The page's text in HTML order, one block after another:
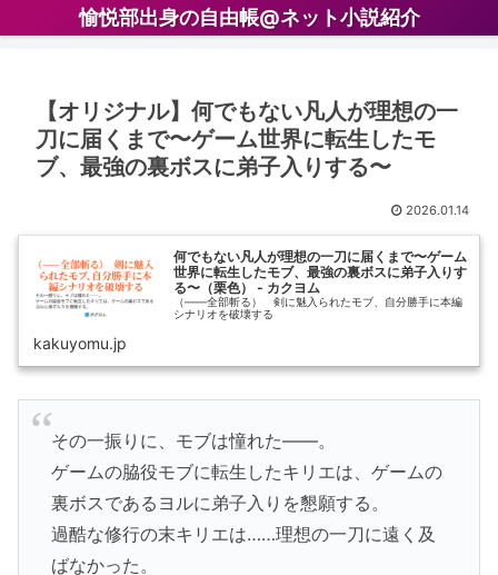
愉悦部出身の自由帳@ネット小説紹介
【オリジナル】何でもない凡人が理想の一
刀に届くまで〜ゲーム世界に転生したモ
ブ、最強の裏ボスに弟子入りする〜
2026.01.14
何でもない凡人が理想の一刀に届くまで〜ゲーム
世界に転生したモブ、最強の裏ボスに弟子入りす
る〜（栗色） - カクヨム
（——全部斬る） 剣に魅入られたモブ、自分勝手に本編
シナリオを破壊する
kakuyomu.jp
その一振りに、モブは憧れた――。
ゲームの脇役モブに転生したキリエは、ゲームの
裏ボスであるヨルに弟子入りを懇願する。
過酷な修行の末キリエは……理想の一刀に遠く及
ばなかった。